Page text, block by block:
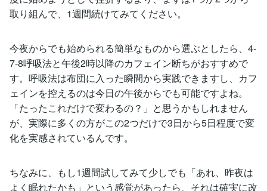
取り組んで、1週間続けてみてください。
今夜からでも始められる簡単なものから選ぶとしたら、4-
7-8呼吸法と午後2時以降のカフェイン断ちがおすすめで
す。呼吸法は布団に入った瞬間から実践できますし、カフ
ェインを控えるのは今日の午後からでも可能ですよね。
「たったこれだけで変わるの？」と思うかもしれません
が、実際に多くの方がこの2つだけで3日から5日程度で変
化を実感されているんです。
ちなみに、もし1週間試してみて少しでも「あれ、昨夜は
よく眠れたかも」という感覚があったら、それは確実に改